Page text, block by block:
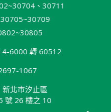
、30711
6000 轉 60512
1067
北巿汐止區
號 26 樓之 10